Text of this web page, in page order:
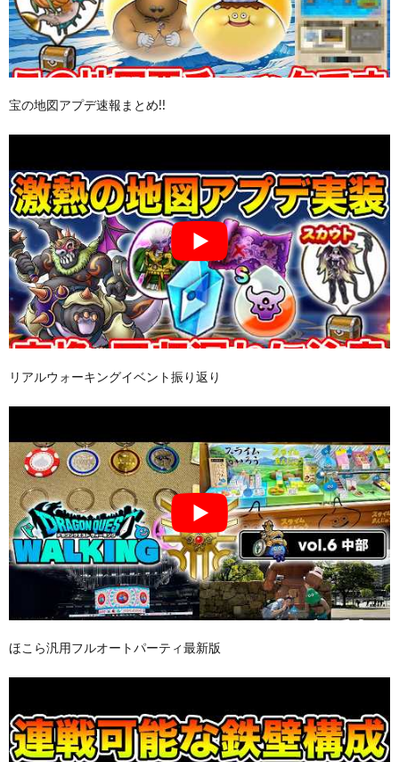
宝の地図アプデ速報まとめ!!
リアルウォーキングイベント振り返り
ほこら汎用フルオートパーティ最新版